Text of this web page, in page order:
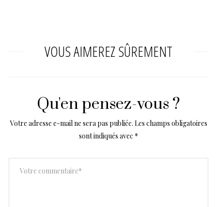
VOUS AIMEREZ SÛREMENT
Qu'en pensez-vous ?
Votre adresse e-mail ne sera pas publiée. Les champs obligatoires
sont indiqués avec *